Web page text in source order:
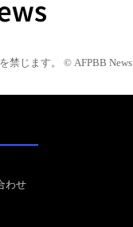
禁じます。 © AFPBB News
わせ